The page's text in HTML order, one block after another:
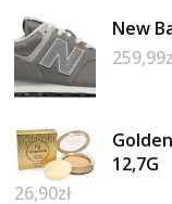
New
259,99
12,7G
26,90zł